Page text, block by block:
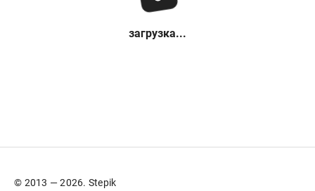
загрузка...
© 2013 — 2026. Stepik